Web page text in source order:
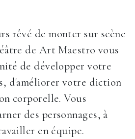
rêvé de monter sur scène
de Art Maestro vous
de développer votre
d'améliorer votre diction
corporelle. Vous
des personnages, à
en équipe.